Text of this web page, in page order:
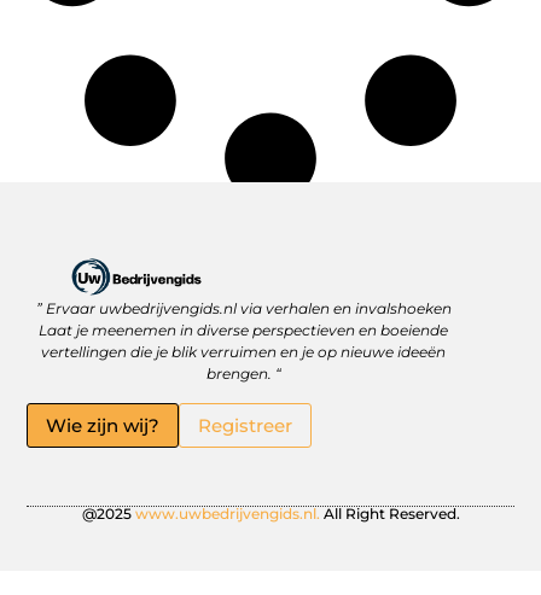
” Ervaar uwbedrijvengids.nl via verhalen en invalshoeken
Laat je meenemen in diverse perspectieven en boeiende
vertellingen die je blik verruimen en je op nieuwe ideeën
brengen. “
Wie zijn wij? Registreer
@2025 www.uwbedrijvengids.nl. All Right Reserved.